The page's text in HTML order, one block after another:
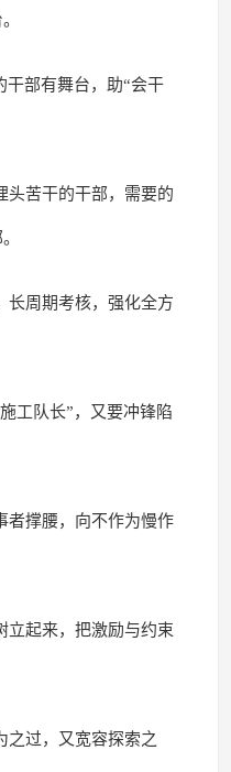
干部有舞台，助“会干
头苦干的干部，需要的
长周期考核，强化全方
工队长”，又要冲锋陷
者撑腰，向不作为慢作
立起来，把激励与约束
之过，又宽容探索之